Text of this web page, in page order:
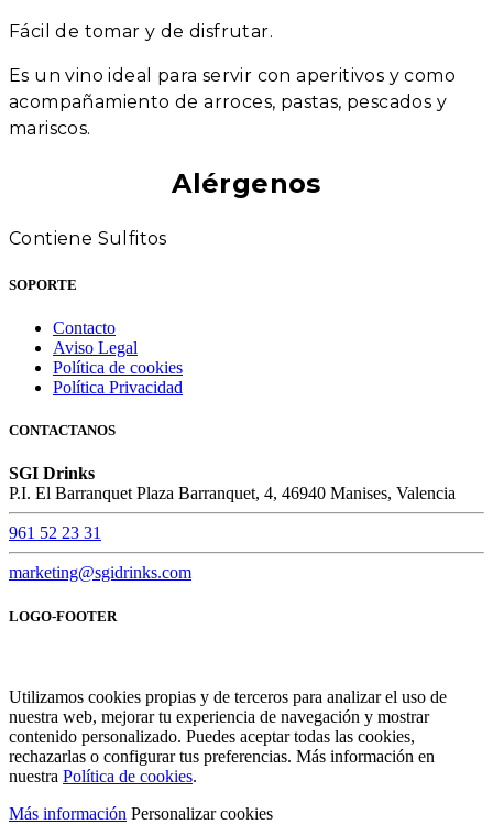
Fácil de tomar y de disfrutar.
Es un vino ideal para servir con aperitivos y como
acompañamiento de arroces, pastas, pescados y
mariscos.
Alérgenos
Contiene Sulfitos
SOPORTE
Contacto
Aviso Legal
Política de cookies
Política Privacidad
CONTACTANOS
SGI Drinks
P.I. El Barranquet Plaza Barranquet, 4, 46940 Manises, Valencia
961 52 23 31
marketing@sgidrinks.com
LOGO-FOOTER
Utilizamos cookies propias y de terceros para analizar el uso de
nuestra web, mejorar tu experiencia de navegación y mostrar
contenido personalizado. Puedes aceptar todas las cookies,
rechazarlas o configurar tus preferencias. Más información en
nuestra Política de cookies.
Más información Personalizar cookies